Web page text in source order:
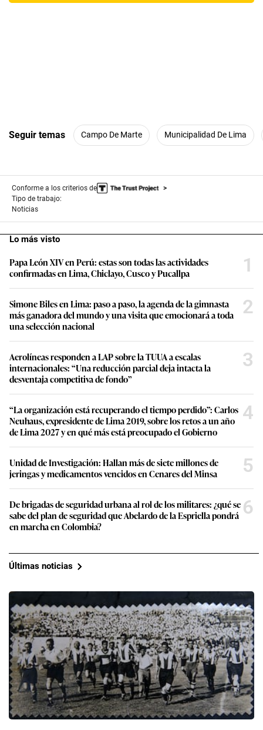
Seguir temas Campo De Marte Municipalidad De Lima
Conforme a los criterios de
Tipo de trabajo:
Noticias
Lo más visto
Papa León XIV en Perú: estas son todas las actividades
confirmadas en Lima, Chiclayo, Cusco y Pucallpa
1
Simone Biles en Lima: paso a paso, la agenda de la gimnasta
más ganadora del mundo y una visita que emocionará a toda
una selección nacional
2
Aerolíneas responden a LAP sobre la TUUA a escalas
internacionales: “Una reducción parcial deja intacta la
desventaja competitiva de fondo”
3
“La organización está recuperando el tiempo perdido”: Carlos
Neuhaus, expresidente de Lima 2019, sobre los retos a un año
de Lima 2027 y en qué más está preocupado el Gobierno
4
Unidad de Investigación: Hallan más de siete millones de
jeringas y medicamentos vencidos en Cenares del Minsa
5
De brigadas de seguridad urbana al rol de los militares: ¿qué se
sabe del plan de seguridad que Abelardo de la Espriella pondrá
en marcha en Colombia?
6
Últimas noticias